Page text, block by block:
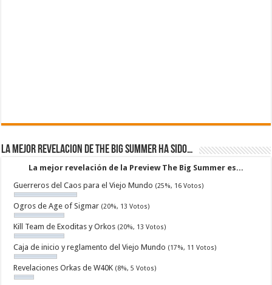
La mejor revelacion de The Big Summer ha sido…
La mejor revelación de la Preview The Big Summer es...
Guerreros del Caos para el Viejo Mundo (25%, 16 Votos)
Ogros de Age of Sigmar (20%, 13 Votos)
Kill Team de Exoditas y Orkos (20%, 13 Votos)
Caja de inicio y reglamento del Viejo Mundo (17%, 11 Votos)
Revelaciones Orkas de W40K (8%, 5 Votos)